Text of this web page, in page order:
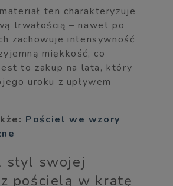
ten charakteryzuje
trwałością – nawet po
zachowuje intensywność
miękkość, co
to zakup na lata, który
uroku z upływem
Pościel we wzory
styl swojej
pościelą w kratę